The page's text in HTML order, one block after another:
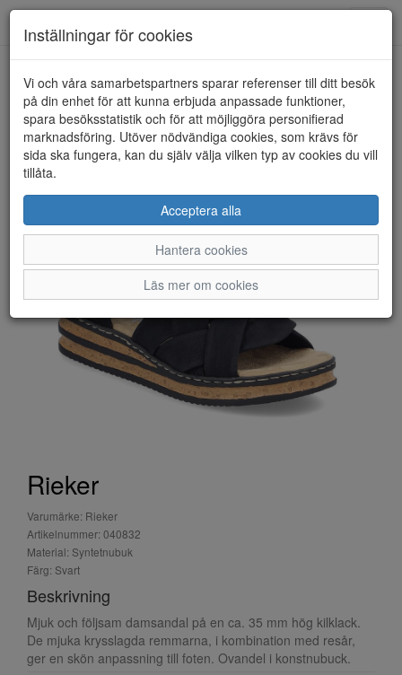
HEM RIEKER
Rieker
Varumärke: Rieker
Artikelnummer: 040832
Material: Syntetnubuk
Färg: Svart
Beskrivning
Mjuk och följsam damsandal på en ca. 35 mm hög kilklack.
De mjuka krysslagda remmarna, i kombination med resår,
ger en skön anpassning till foten. Ovandel i konstnubuck.
Inställningar för cookies
Vi och våra samarbetspartners sparar referenser till ditt besök
på din enhet för att kunna erbjuda anpassade funktioner,
spara besöksstatistik och för att möjliggöra personifierad
marknadsföring. Utöver nödvändiga cookies, som krävs för
sida ska fungera, kan du själv välja vilken typ av cookies du vill
tillåta.
Acceptera alla
Hantera cookies
Läs mer om cookies